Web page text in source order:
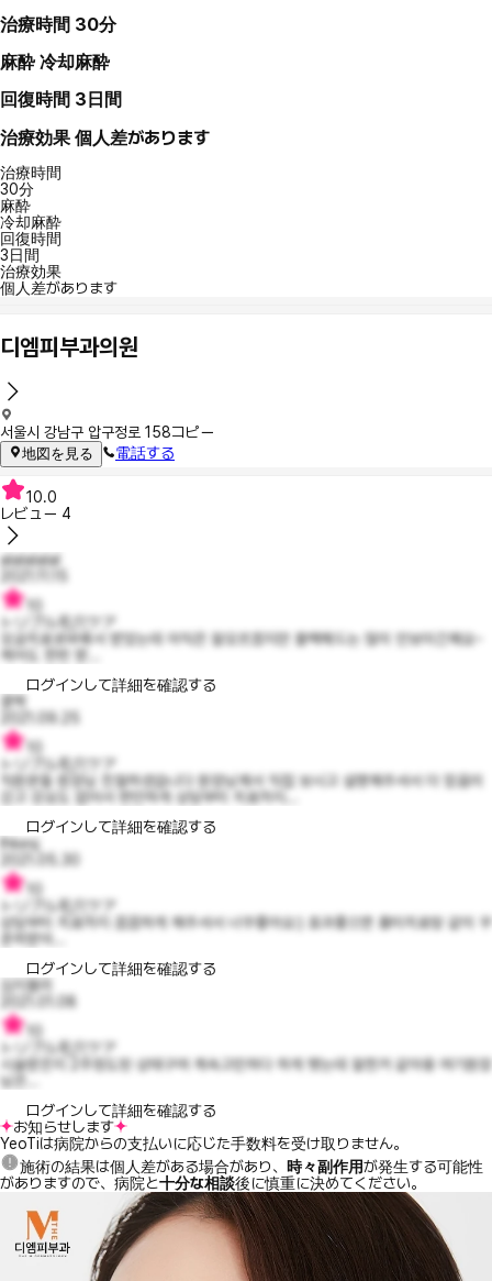
治療時間 30分
麻酔 冷却麻酔
回復時間 3日間
治療効果 個人差があります
治療時間
30分
麻酔
冷却麻酔
回復時間
3日間
治療効果
個人差があります
디엠피부과의원
서울시 강남구 압구정로 158コピー
地図を見る 電話する
10.0
レビュー 4
alalalalal
トリプル毛穴ケア
모공치료로바꿔서 받았는데 아직은 잘모르겠지만 블랙헤드는 많이 안보이긴해요~
케어도 한번 받...
ログインして詳細を確認する
쿵짝
2021.09.25
トリプル毛穴ケア
직원분들 원장님 친절하셨습니다 원장님께서 직접 보시고 설명해주셔서 더 믿음이
갔고 강요도 없어서 편안하게 상담부터 치료까지...
ログインして詳細を確認する
lhkesj
2021.05.30
トリプル毛穴ケア
상담부터 치료까지 꼼꼼하게 해주셔서 너무좋아요:) 효과좋으면 흉터치료랑 같이 꾸
준히받아...
ログインして詳細を確認する
김지블리
2021.01.08
トリプル毛穴ケア
시술받은지 2주정도된 상태구여 계속고민하다 하게 됏는데 잘한거 같아용 여기원장
님은...
ログインして詳細を確認する
お知らせします
YeoTiは病院からの支払いに応じた手数料を受け取りません。
施術の結果は個人差がある場合があり、 時々副作用が発生する可能性
がありますので、病院と十分な相談後に慎重に決めてください。